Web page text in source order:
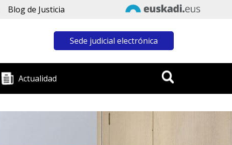
Blog de Justicia
Sede judicial electrónica
Actualidad